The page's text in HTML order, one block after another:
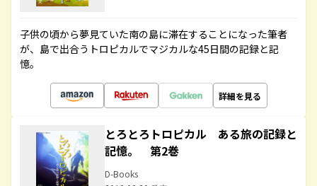
子供の頃から夢見ていた南の島に滞在することになった筆者
が、島で出合うトロピカルでマジカルな45日間の記録と記
憶。
詳細を見る
とろとろトロピカル ある旅の記録と
記憶。 第2巻
D-Books